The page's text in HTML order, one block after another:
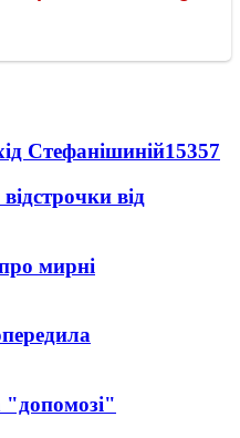
Стефанішиній15357
від
мирні